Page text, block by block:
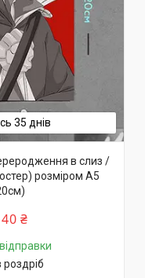
35 днів
в слиз /
розміром А5
40 ₴
роздріб